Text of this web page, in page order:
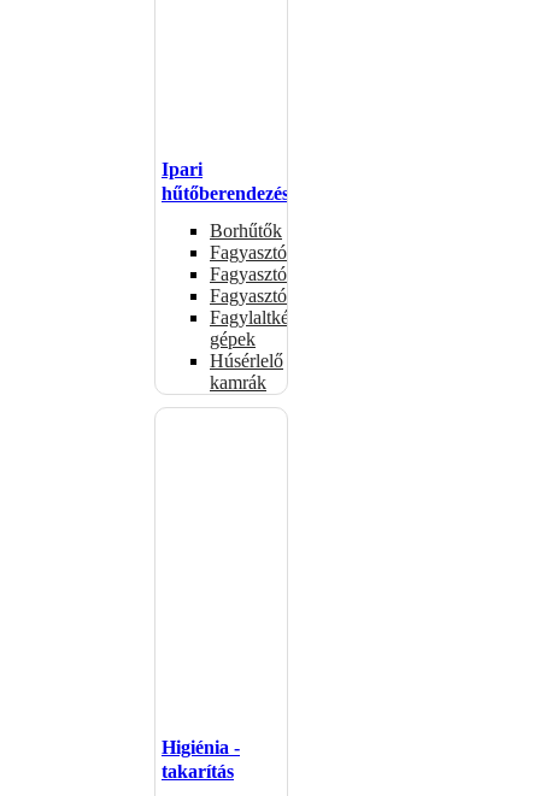
Ipari
hűtőberendezések
Borhűtők
Fagyasztóasztalok
Fagyasztóládák
Fagyasztószekrények
Fagylaltkészítő
gépek
Húsérlelő
kamrák
Higiénia -
takarítás